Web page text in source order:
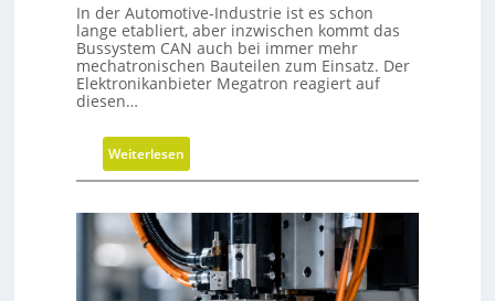
In der Automotive-Industrie ist es schon
lange etabliert, aber inzwischen kommt das
Bussystem CAN auch bei immer mehr
mechatronischen Bauteilen zum Einsatz. Der
Elektronikanbieter Megatron reagiert auf
diesen…
Weiterlesen
E
g
o
n
o